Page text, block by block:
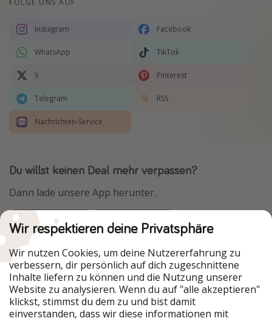
Instagram Facebook
WhatsApp TikTok
X Pinterest
Telegram RSS
Nachrichten-Service
Du willst keinen Deal mehr verpassen?
Dann lade unsere App herunter.
Urlaubspiraten ist Teil der HolidayPirates Group
Unsere Märkte
PiratinViaggio
HolidayPirates
VakantiePiraten
WakacyjniPiraci
VoyagesPirates
Ferienpiraten
Wir respektieren deine Privatsphäre
Wir nutzen Cookies, um deine Nutzererfahrung zu
verbessern, dir persönlich auf dich zugeschnittene
Inhalte liefern zu können und die Nutzung unserer
Website zu analysieren. Wenn du auf "alle akzeptieren"
klickst, stimmst du dem zu und bist damit
einverstanden, dass wir diese informationen mit